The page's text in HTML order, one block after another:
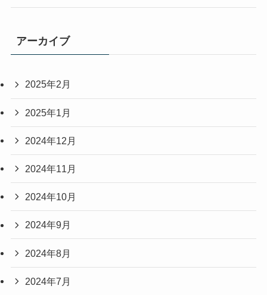
アーカイブ
2025年2月
2025年1月
2024年12月
2024年11月
2024年10月
2024年9月
2024年8月
2024年7月